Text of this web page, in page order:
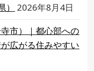
2026年8月4日
市）｜都心部への
広がる住みやすい